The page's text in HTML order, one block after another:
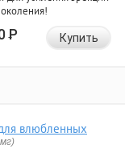
Р Купить
влюбленных